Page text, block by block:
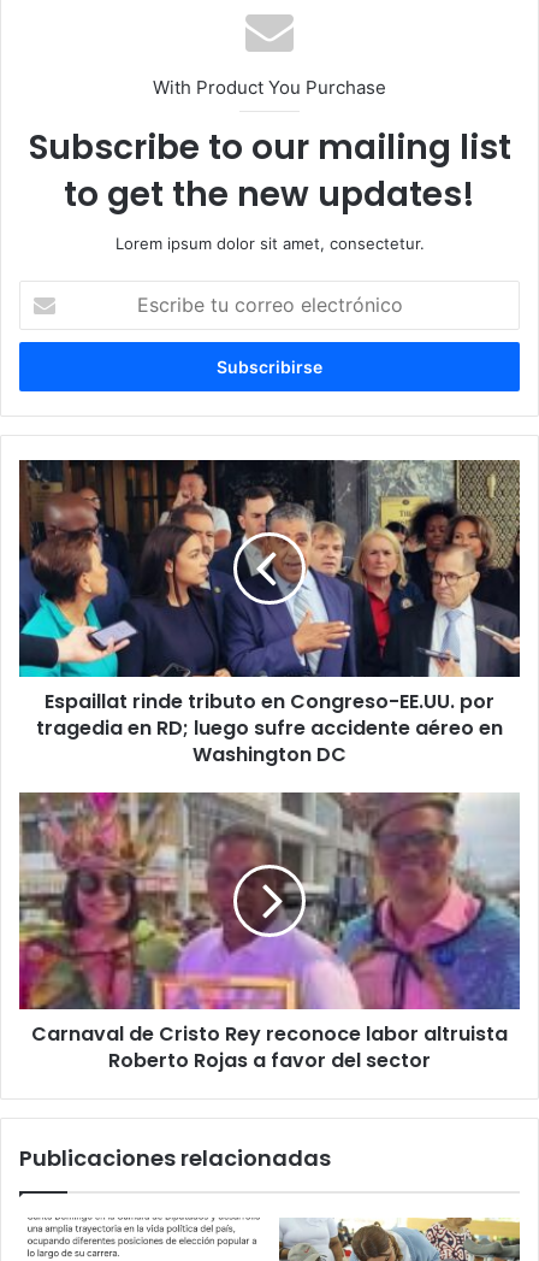
With Product You Purchase
Subscribe to our mailing list
to get the new updates!
Lorem ipsum dolor sit amet, consectetur.
correo
Espaillat
rinde
tributo
en
Congreso-
EE.UU.
por
tragedia
en
luego
aéreo
en
Washington
DC
Espaillat rinde tributo en Congreso-EE.UU. por
tragedia en RD; luego sufre accidente aéreo en
Washington DC
Carnaval
de
Cristo
Rey
reconoce
labor
altruista
Roberto
Rojas
Carnaval de Cristo Rey reconoce labor altruista
Roberto Rojas a favor del sector
Publicaciones relacionadas